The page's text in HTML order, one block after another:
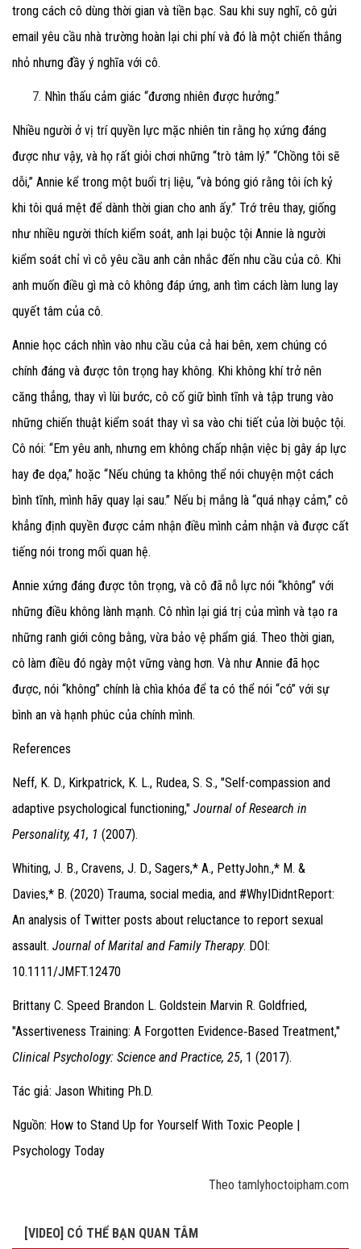
trong cách cô dùng thời gian và tiền bạc. Sau khi suy nghĩ, cô gửi
email yêu cầu nhà trường hoàn lại chi phí và đó là một chiến thắng
nhỏ nhưng đầy ý nghĩa với cô.
Nhìn thấu cảm giác “đương nhiên được hưởng.”
Nhiều người ở vị trí quyền lực mặc nhiên tin rằng họ xứng đáng
được như vậy, và họ rất giỏi chơi những “trò tâm lý.” “Chồng tôi sẽ
dỗi,” Annie kể trong một buổi trị liệu, “và bóng gió rằng tôi ích kỷ
khi tôi quá mệt để dành thời gian cho anh ấy.” Trớ trêu thay, giống
như nhiều người thích kiểm soát, anh lại buộc tội Annie là người
kiểm soát chỉ vì cô yêu cầu anh cân nhắc đến nhu cầu của cô. Khi
anh muốn điều gì mà cô không đáp ứng, anh tìm cách làm lung lay
quyết tâm của cô.
Annie học cách nhìn vào nhu cầu của cả hai bên, xem chúng có
chính đáng và được tôn trọng hay không. Khi không khí trở nên
căng thẳng, thay vì lùi bước, cô cố giữ bình tĩnh và tập trung vào
những chiến thuật kiểm soát thay vì sa vào chi tiết của lời buộc tội.
Cô nói: “Em yêu anh, nhưng em không chấp nhận việc bị gây áp lực
hay đe dọa,” hoặc “Nếu chúng ta không thể nói chuyện một cách
bình tĩnh, mình hãy quay lại sau.” Nếu bị mắng là “quá nhạy cảm,” cô
khẳng định quyền được cảm nhận điều mình cảm nhận và được cất
tiếng nói trong mối quan hệ.
Annie xứng đáng được tôn trọng, và cô đã nỗ lực nói “không” với
những điều không lành mạnh. Cô nhìn lại giá trị của mình và tạo ra
những ranh giới công bằng, vừa bảo vệ phẩm giá. Theo thời gian,
cô làm điều đó ngày một vững vàng hơn. Và như Annie đã học
được, nói “không” chính là chìa khóa để ta có thể nói “có” với sự
bình an và hạnh phúc của chính mình.
References
Neff, K. D., Kirkpatrick, K. L., Rudea, S. S., "Self-compassion and
adaptive psychological functioning," Journal of Research in
Personality, 41, 1 (2007).
Whiting, J. B., Cravens, J. D., Sagers,* A., PettyJohn.,* M. &
Davies,* B. (2020) Trauma, social media, and #WhyIDidntReport:
An analysis of Twitter posts about reluctance to report sexual
assault. Journal of Marital and Family Therapy. DOI:
10.1111/JMFT.12470
Brittany C. Speed Brandon L. Goldstein Marvin R. Goldfried,
"Assertiveness Training: A Forgotten Evidence‐Based Treatment,"
Clinical Psychology: Science and Practice, 25, 1 (2017).
Tác giả: Jason Whiting Ph.D.
Nguồn: How to Stand Up for Yourself With Toxic People |
Psychology Today
Theo tamlyhoctoipham.com
[VIDEO] CÓ THỂ BẠN QUAN TÂM